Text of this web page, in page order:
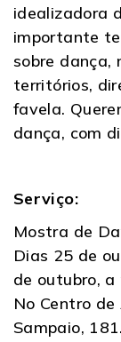
idealizadora
importante
sobre dança,
territórios,
favela.
dança, com
Serviço:
Mostra de
Dias 25 de
de outubro,
No Centro
Sampaio,